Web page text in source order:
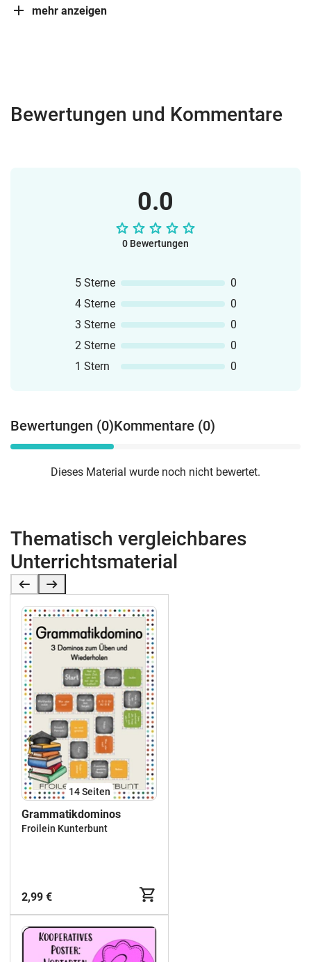
mehr anzeigen
Bewertungen und Kommentare
0.0
0 Bewertungen
5 Sterne
0
4 Sterne
0
3 Sterne
0
2 Sterne
0
1 Stern
0
Bewertungen (0)Kommentare (0)
Dieses Material wurde noch nicht bewertet.
Thematisch vergleichbares
Unterrichtsmaterial
14Seiten
Grammatikdominos
Froilein Kunterbunt
2,99 €